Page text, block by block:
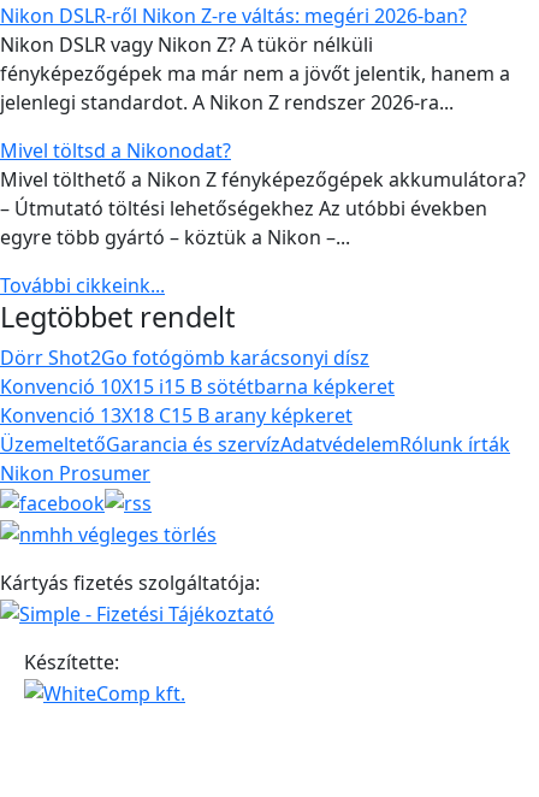
Nikon DSLR-ről Nikon Z-re váltás: megéri 2026-ban?
Nikon DSLR vagy Nikon Z? A tükör nélküli
fényképezőgépek ma már nem a jövőt jelentik, hanem a
jelenlegi standardot. A Nikon Z rendszer 2026-ra...
Mivel töltsd a Nikonodat?
Mivel tölthető a Nikon Z fényképezőgépek akkumulátora?
– Útmutató töltési lehetőségekhez Az utóbbi években
egyre több gyártó – köztük a Nikon –...
További cikkeink...
Legtöbbet rendelt
Dörr Shot2Go fotógömb karácsonyi dísz
Konvenció 10X15 i15 B sötétbarna képkeret
Konvenció 13X18 C15 B arany képkeret
ÜzemeltetőGarancia és szervízAdatvédelemRólunk írták
Nikon Prosumer
Kártyás fizetés szolgáltatója:
Készítette: